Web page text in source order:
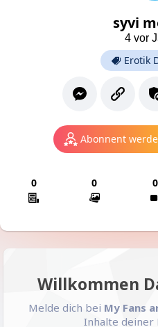
syvi
4 vor
Erotik
Abonnent
0 0 0
Willkommen
Melde dich bei My Fans
Inhalte deiner